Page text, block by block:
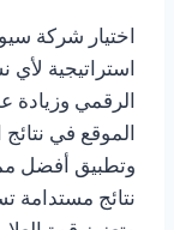
اختيار شركة
استراتيجية
الرقمي وزيادة
الموقع في
وتطبيق أفضل
نتائج مستدامة